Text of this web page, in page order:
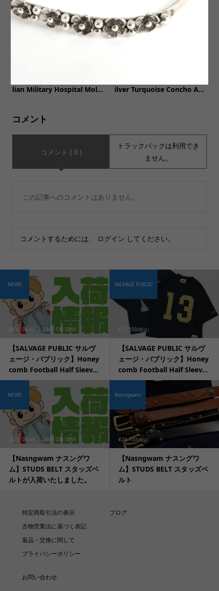
lian Military Hospital Mol...
ilver Turquoise Concho A...
コメント
コメント ( 0 )
トラックバックは利用でき
ません。
この記事へのコメントはありません。
コメントするためには、 ログイン してください。
2026.08.09 LIME ON DISH
【SALVAGE PUBLIC サルヴ
ェージ・パブリック】Honey
comb Football Half Sleev...
NEWS
¥12,100(税込)
【SALVAGE PUBLIC サルヴ
ェージ・パブリック】Honey
comb Football Half Sleev...
SALVAGE PUBLIC
2026.08.08 LIME ON DISH
【Nasngwam ナスングワ
ム】STUDS BELT スタッズベ
ルトが入荷いたしました。
NEWS
¥29,700(税込)
【Nasngwam ナスングワ
ム】STUDS BELT スタッズベ
ルト
Nasngwam
特定商取引法の表示
古物営業法に基づく表記
返品・交換に関して
プライバシーポリシー
ブログ
お問い合わせ